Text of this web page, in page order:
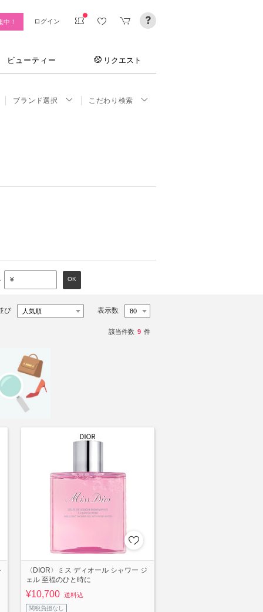
中！ ログイン
ビューティー リクエスト
ブランド選択 こだわり検索
¥ OK
び 表示数
該当件数 9 件
〈DIOR〉ミス ディオール シャワー ジ
ェル 至福のひと時に
¥10,700 送料込
関税負担なし